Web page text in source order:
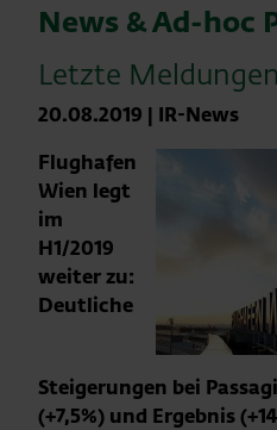
News & Ad-hoc
Letzte Meldungen
20.08.2019 | IR-News
Flughafen
Wien legt
im
H1/2019
weiter zu:
Deutliche
Steigerungen bei
(+7,5%) und Ergebnis